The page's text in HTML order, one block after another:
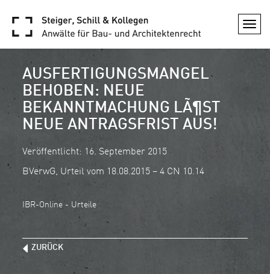
AUSFERTIGUNGSMANGEL
BEHOBEN: NEUE
BEKANNTMACHUNG LÃ¶ST
NEUE ANTRAGSFRIST AUS!
Veröffentlicht: 16. September 2015
BVerwG, Urteil vom 18.08.2015 – 4 CN 10.14
IBR-Online - Urteile
ZURÜCK